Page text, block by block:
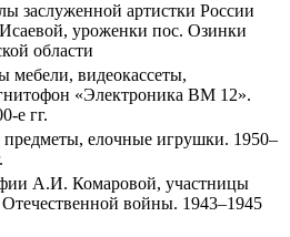
заслуженной артистки России
уроженки пос. Озинки
области
мебели, видеокассеты,
«Электроника ВМ 12».
е гг.
елочные игрушки. 1950–
А.И. Комаровой, участницы
войны. 1943–1945